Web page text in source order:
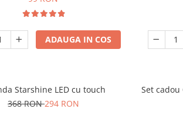
ADAUGA IN COS
Starshine LED cu touch
368 RON294 RON
Set cadou